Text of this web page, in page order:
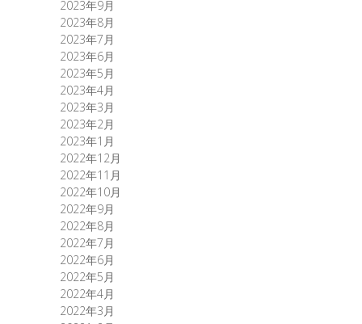
2023年9月
2023年8月
2023年7月
2023年6月
2023年5月
2023年4月
2023年3月
2023年2月
2023年1月
2022年12月
2022年11月
2022年10月
2022年9月
2022年8月
2022年7月
2022年6月
2022年5月
2022年4月
2022年3月